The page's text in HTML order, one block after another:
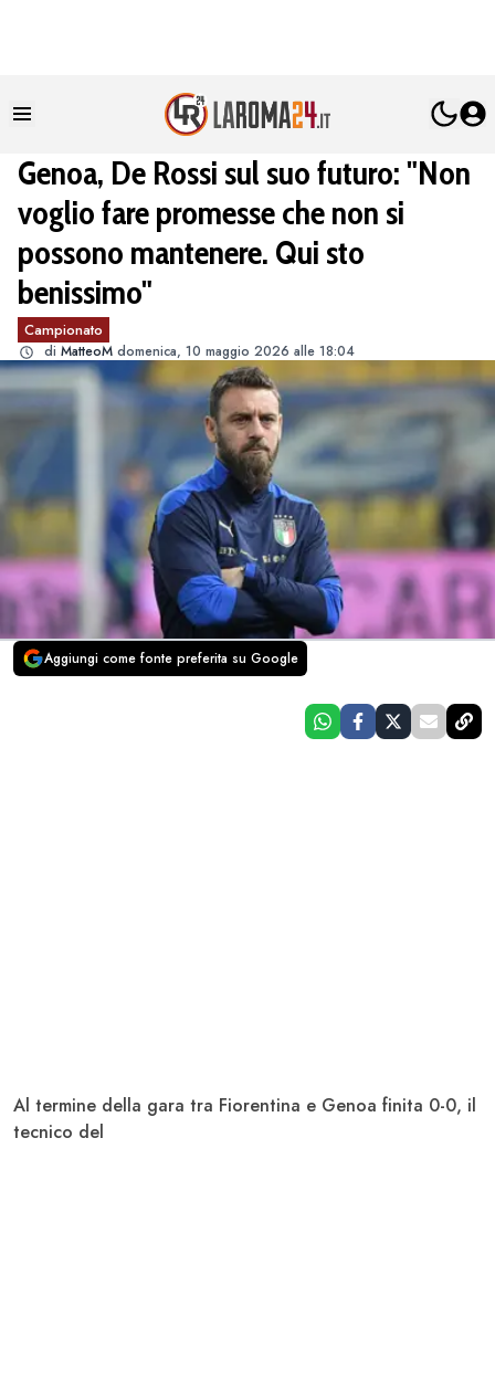
Genoa, De Rossi sul suo futuro: "Non
voglio fare promesse che non si
possono mantenere. Qui sto
benissimo"
Campionato
di MatteoM domenica, 10 maggio 2026 alle 18:04
Aggiungi come fonte preferita su Google
Al termine della gara tra Fiorentina e Genoa finita 0-0, il
tecnico del